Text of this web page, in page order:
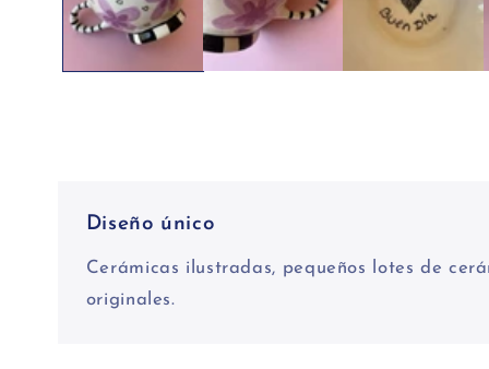
ventana
modal
Diseño único
Cerámicas ilustradas, pequeños lotes de
originales.